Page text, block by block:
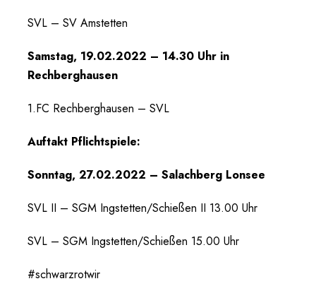
SVL – SV Amstetten
Samstag, 19.02.2022 – 14.30 Uhr in
Rechberghausen
1.FC Rechberghausen – SVL
Auftakt Pflichtspiele:
Sonntag, 27.02.2022 – Salachberg Lonsee
SVL II – SGM Ingstetten/Schießen II 13.00 Uhr
SVL – SGM Ingstetten/Schießen 15.00 Uhr
#schwarzrotwir